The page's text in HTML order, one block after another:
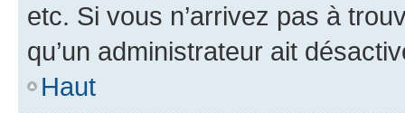
etc. Si vous n’arrivez pas à
qu’un administrateur ait
Haut